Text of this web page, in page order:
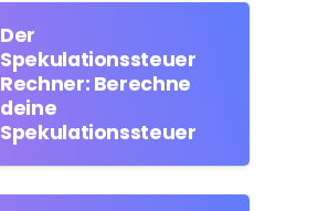
Der
Spekulationssteuer
Rechner: Berechne
deine
Spekulationssteuer